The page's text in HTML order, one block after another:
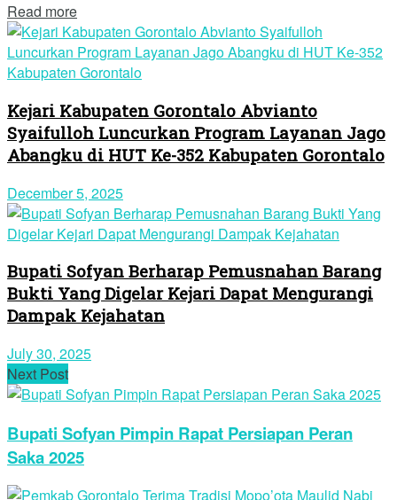
Read more
Kejari Kabupaten Gorontalo Abvianto
Syaifulloh Luncurkan Program Layanan Jago
Abangku di HUT Ke-352 Kabupaten Gorontalo
December 5, 2025
Bupati Sofyan Berharap Pemusnahan Barang
Bukti Yang Digelar Kejari Dapat Mengurangi
Dampak Kejahatan
July 30, 2025
Next Post
Bupati Sofyan Pimpin Rapat Persiapan Peran
Saka 2025